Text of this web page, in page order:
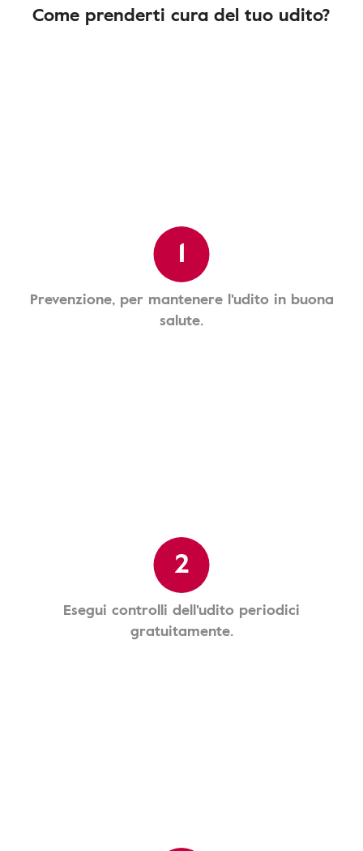
Come prenderti cura del tuo udito?
1
Prevenzione, per mantenere l'udito in buona
salute.
2
Esegui controlli dell'udito periodici
gratuitamente.